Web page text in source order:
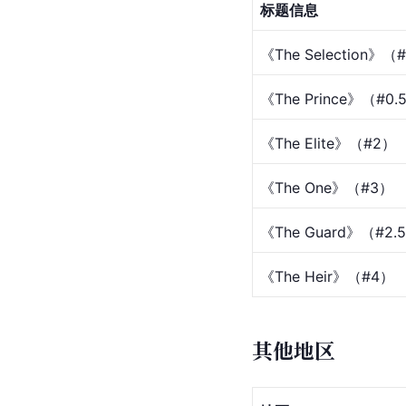
标题信息
《The Selection》（
《The Prince》（
《The Elite》（#2）
《The One》（#3）
《The Guard》（
《The Heir》（#4）
其他地区